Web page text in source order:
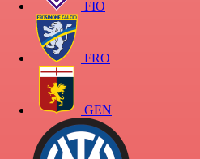
FIO
FRO
GEN